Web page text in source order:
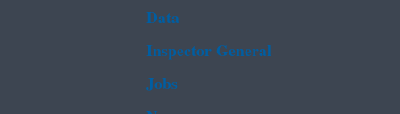
Data
Inspector General
Jobs